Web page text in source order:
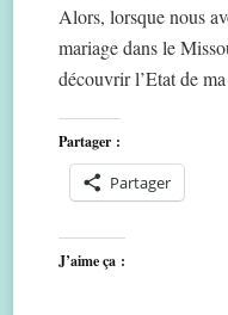
Alors, lorsque nous
mariage dans le
découvrir l’Etat de
Partager :
Partager
J’aime ça :